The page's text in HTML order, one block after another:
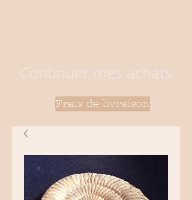
Continuer mes achats
Frais de livraison